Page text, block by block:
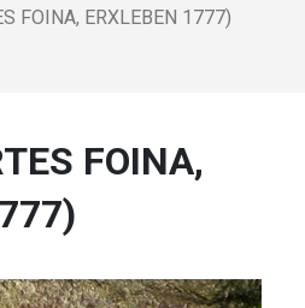
FOINA, ERXLEBEN 1777)
FOINA,